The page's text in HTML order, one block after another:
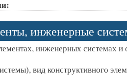
инженерные
инженерных системах
вид конструктивного